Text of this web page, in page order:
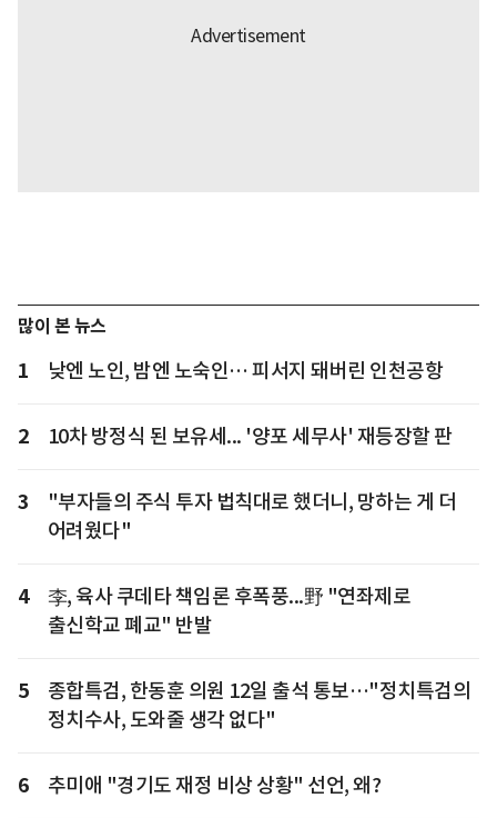
많이 본 뉴스
1 낮엔 노인, 밤엔 노숙인… 피서지 돼버린 인천공항
2 10차 방정식 된 보유세... '양포 세무사' 재등장할 판
3
"부자들의 주식 투자 법칙대로 했더니, 망하는 게 더
어려웠다"
4
李, 육사 쿠데타 책임론 후폭풍...野 "연좌제로
출신학교 폐교" 반발
5
종합특검, 한동훈 의원 12일 출석 통보…"정치특검의
정치수사, 도와줄 생각 없다"
6 추미애 "경기도 재정 비상 상황" 선언, 왜?